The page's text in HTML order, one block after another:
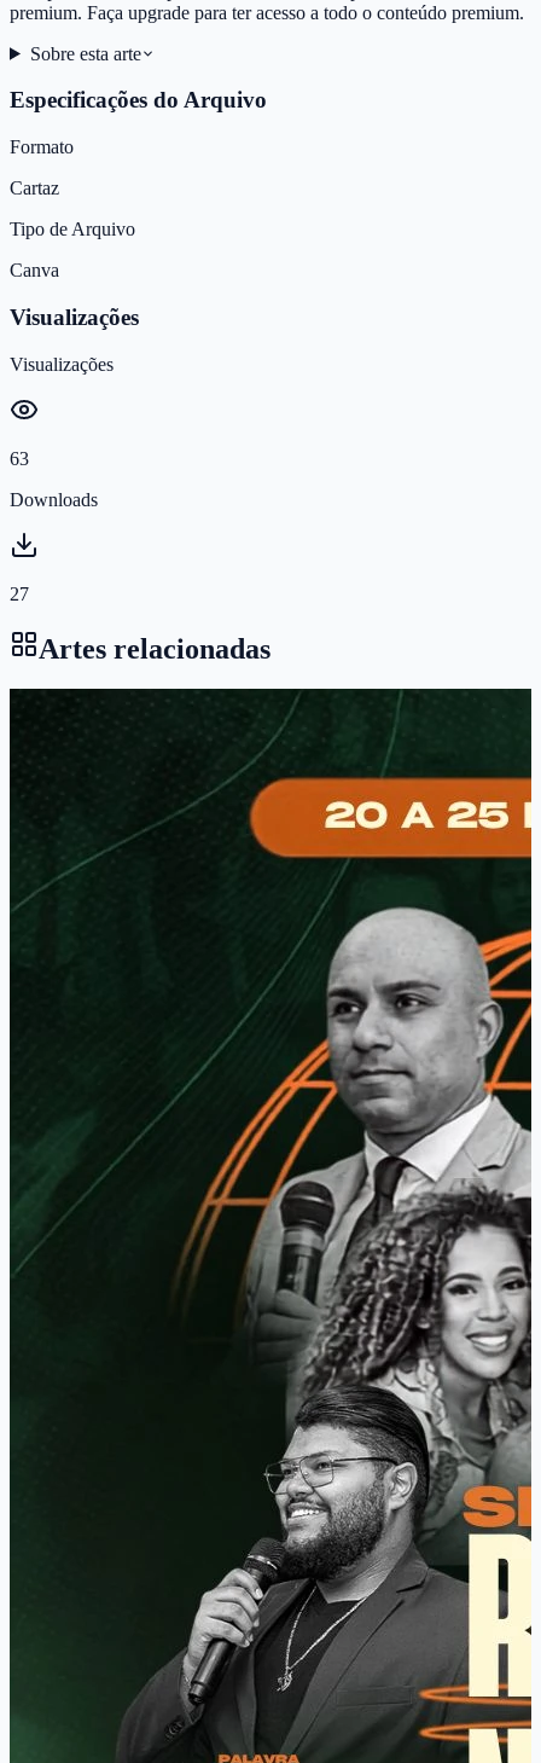
premium. Faça upgrade para ter acesso a todo o conteúdo premium.
Sobre esta arte
Especificações do Arquivo
Formato
Cartaz
Tipo de Arquivo
Canva
Visualizações
Visualizações
63
Downloads
27
Artes relacionadas